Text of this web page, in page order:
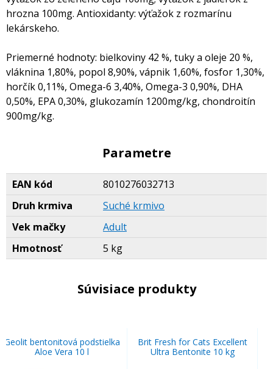
hrozna 100mg. Antioxidanty: výťažok z rozmarínu
lekárskeho.
Priemerné hodnoty: bielkoviny 42 %, tuky a oleje 20 %,
vláknina 1,80%, popol 8,90%, vápnik 1,60%, fosfor 1,30%,
horčík 0,11%, Omega-6 3,40%, Omega-3 0,90%, DHA
0,50%, EPA 0,30%, glukozamín 1200mg/kg, chondroitín
900mg/kg.
Parametre
EAN kód
8010276032713
Druh krmiva
Suché krmivo
Vek mačky
Adult
Hmotnosť
5 kg
Súvisiace produkty
Geolit bentonitová podstielka
Aloe Vera 10 l
Brit Fresh for Cats Excellent
Ultra Bentonite 10 kg